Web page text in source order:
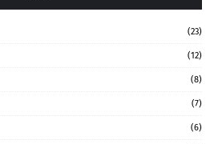
(23)
(12)
(8)
(7)
(6)